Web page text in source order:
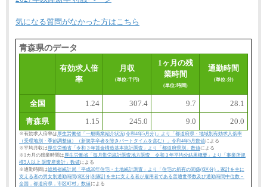
気になる質問がなかった方はこちら
青森県のデータ
有効求人倍
率
月収
(単位:千円)
1ヶ月の残
業時間
(単位:時間)
通勤時間
(単位:分)
全国 1.24 307.4 9.7
28.1
青森県
1.15 245.0 9.0 20.0
※有効求人倍率は 厚生労働省「一般職業紹介状況(令和4年5月分)」より「都道府県・地域別有効求人倍率
（受理地別・季節調整値）（新規学卒者を除きパートタイムを含む）」令和4年5月数値による
※平均月収は 厚生労働省「令和３年賃金構造基本統計調査」より「都道府県別」数値による
※1カ月の残業時間は 厚生労働省「毎月勤労統計調査地方調査 令和３年平均分結果概要」より「事業所規
模5人以上 調査産業計」数値による
※通勤時間は総務省統計局「平成30年住宅・土地統計調査」より「住宅の所有の関係(6区分)，家計を主に
支える者の男女別通勤時間(8区分)別家計を主に支える者が雇用者である普通世帯数及び通勤時間中位数－
全国，都道府県，市区町村」数値による